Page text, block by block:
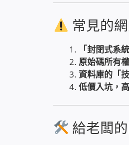
常見的
「封閉式系
原始碼所有
資料庫的「
低價入坑，
給老闆